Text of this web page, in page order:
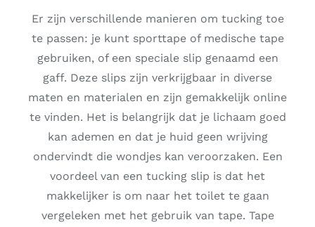
Er zijn verschillende manieren om tucking toe
te passen: je kunt sporttape of medische tape
gebruiken, of een speciale slip genaamd een
gaff. Deze slips zijn verkrijgbaar in diverse
maten en materialen en zijn gemakkelijk online
te vinden. Het is belangrijk dat je lichaam goed
kan ademen en dat je huid geen wrijving
ondervindt die wondjes kan veroorzaken. Een
voordeel van een tucking slip is dat het
makkelijker is om naar het toilet te gaan
vergeleken met het gebruik van tape. Tape